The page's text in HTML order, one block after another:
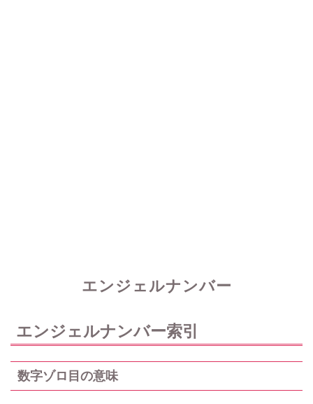
エンジェルナンバー
エンジェルナンバー索引
数字ゾロ目の意味